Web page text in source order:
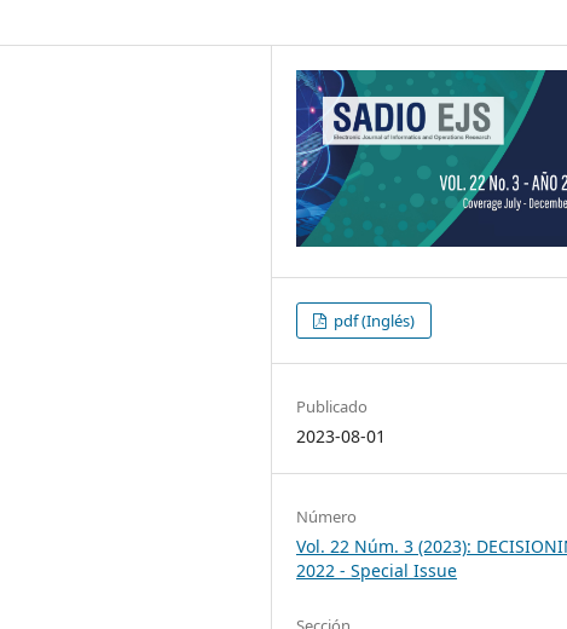
pdf (Inglés)
Publicado
2023-08-01
Número
Vol. 22 Núm. 3 (2023):
2022 - Special Issue